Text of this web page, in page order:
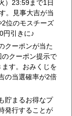
）23:59まで1日
。見事大吉が当
位のモスチーズ
円引きに♪
クーポンが当た
クーポン提示で
す。おみくじを
の当選確率が2倍
貯まるお得なプ
発行することが